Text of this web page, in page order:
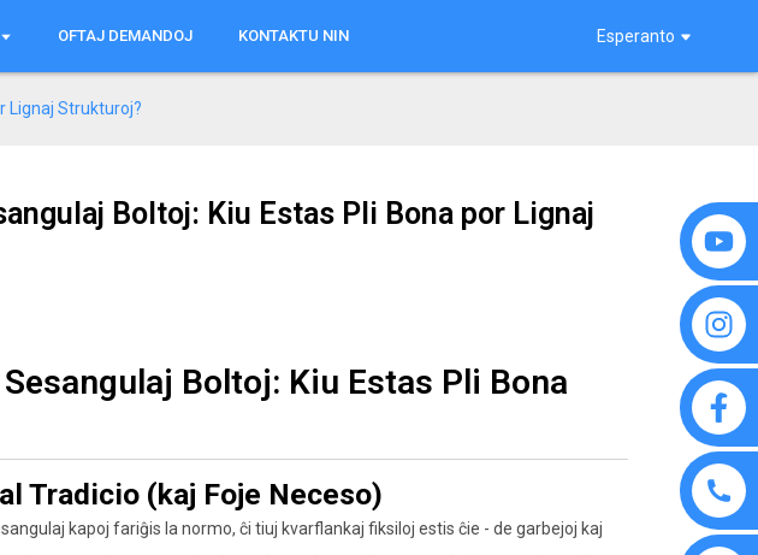
OFTAJ DEMANDOJ KONTAKTU NIN Esperanto
Lignaj Strukturoj?
Boltoj: Kiu Estas Pli Bona por Lignaj
Boltoj: Kiu Estas Pli Bona
Tradicio (kaj Foje Neceso)
kapoj fariĝis la normo, ĉi tiuj kvarflankaj fiksiloj estis ĉie - de garbejoj kaj